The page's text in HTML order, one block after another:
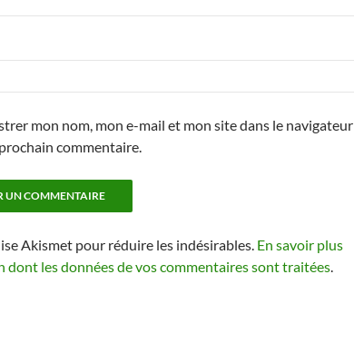
mon nom, mon e-mail et mon site dans le navigateur
commentaire.
Akismet pour réduire les indésirables. En savoir plus
dont les données de vos commentaires sont traitées.